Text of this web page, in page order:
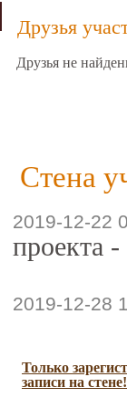
Друзья
Друзья не
Стена
2019-12-22
проекта
2019-12-28
Только
записи на стене!